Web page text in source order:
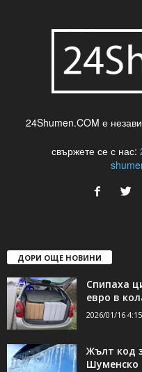
24Shumen.COM е
свържете се с нас:
ДОРИ ОЩЕ НОВИНИ
Спипаха
евро в
2026/01/16
Жълт код
Шуменско